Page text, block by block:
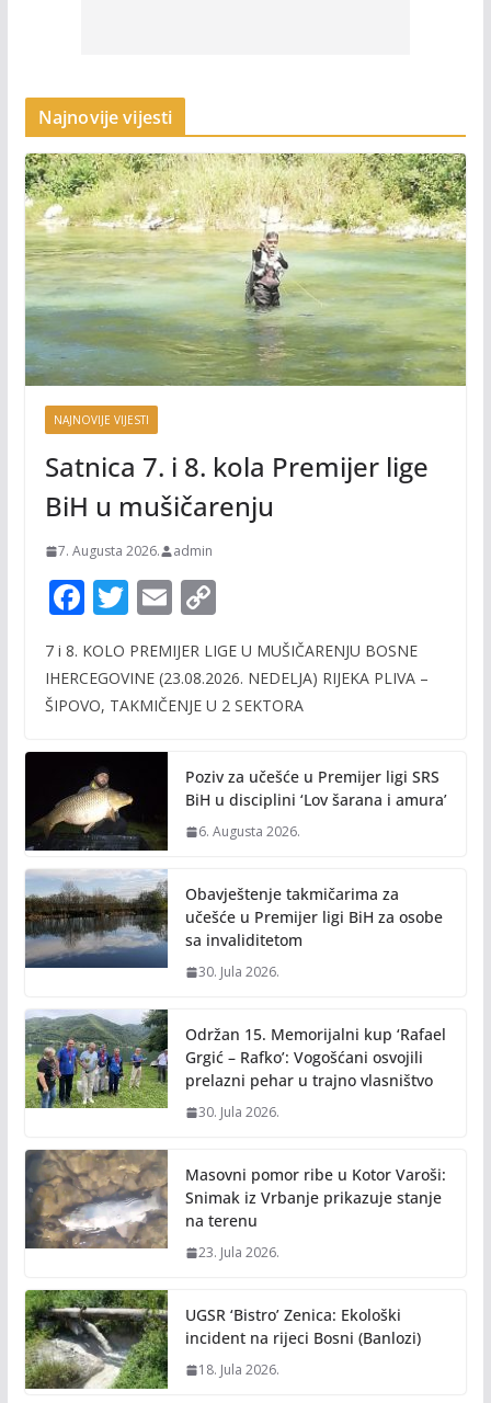
Najnovije vijesti
NAJNOVIJE VIJESTI
Satnica 7. i 8. kola Premijer lige
BiH u mušičarenju
7. Augusta 2026. admin
F
e
b
o
k
T
itt
er
E
ai
l
C
p
y
n
k
7 i 8. KOLO PREMIJER LIGE U MUŠIČARENJU BOSNE
IHERCEGOVINE (23.08.2026. NEDELJA) RIJEKA PLIVA –
ŠIPOVO, TAKMIČENJE U 2 SEKTORA
Poziv za učešće u Premijer ligi SRS
BiH u disciplini ‘Lov šarana i amura’
6. Augusta 2026.
Obavještenje takmičarima za
učešće u Premijer ligi BiH za osobe
sa invaliditetom
30. Jula 2026.
Održan 15. Memorijalni kup ‘Rafael
Grgić – Rafko’: Vogošćani osvojili
prelazni pehar u trajno vlasništvo
30. Jula 2026.
Masovni pomor ribe u Kotor Varoši:
Snimak iz Vrbanje prikazuje stanje
na terenu
23. Jula 2026.
UGSR ‘Bistro’ Zenica: Ekološki
incident na rijeci Bosni (Banlozi)
18. Jula 2026.